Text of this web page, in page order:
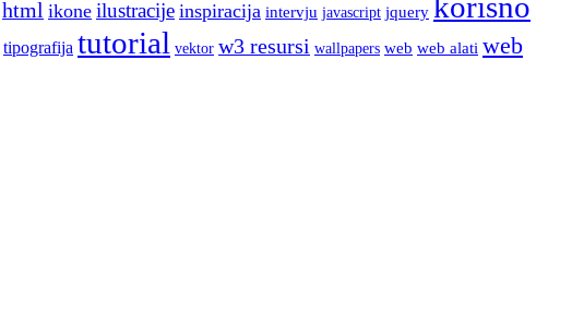
html ikone ilustracije inspiracija intervju javascript jquery
tipografija tutorial vektor w3 resursi wallpapers web web alati web